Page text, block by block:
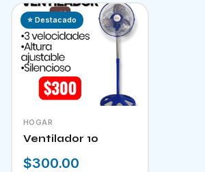
⭐ Destacado
HOGAR
Ventilador 10
$300.00